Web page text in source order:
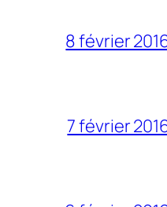
8 février
7 février